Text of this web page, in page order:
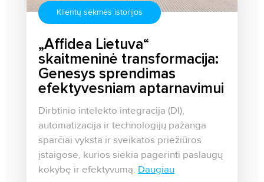
Klientų sėkmės istorijos
„Affidea Lietuva“
skaitmeninė transformacija:
Genesys sprendimas
efektyvesniam aptarnavimui
Dirbtinio intelekto integracija (DI),
automatizacija ir technologijų pažanga
sparčiai vyksta ir sveikatos priežiūros
įstaigose, kurios siekia pagerinti paslaugų
kokybę ir efektyvumą. Daugiau